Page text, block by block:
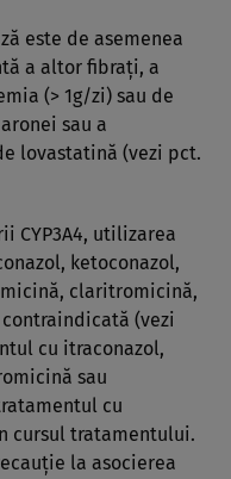
este de asemenea
a altor fibraţi, a
(> 1g/zi) sau de
sau a
lovastatină (vezi pct.
CYP3A4, utilizarea
ketoconazol,
claritromicină,
(vezi
cu itraconazol,
sau
cu
cursul tratamentului.
la asocierea